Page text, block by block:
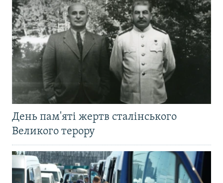
День пам'яті жертв сталінського
Великого терору